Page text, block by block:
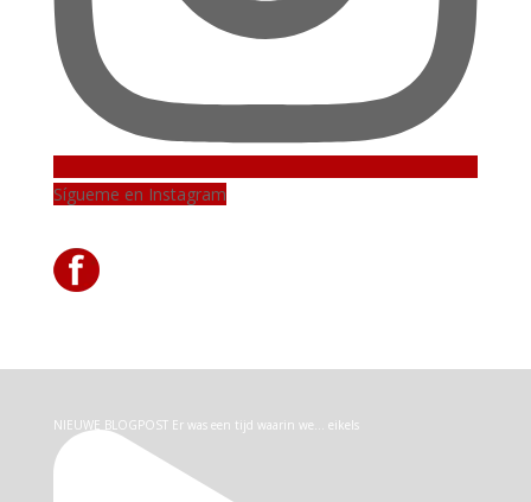
Sígueme en Instagram
NIEUWE BLOGPOST Er was een tijd waarin we… eikels